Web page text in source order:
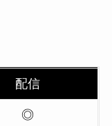
配信
◎